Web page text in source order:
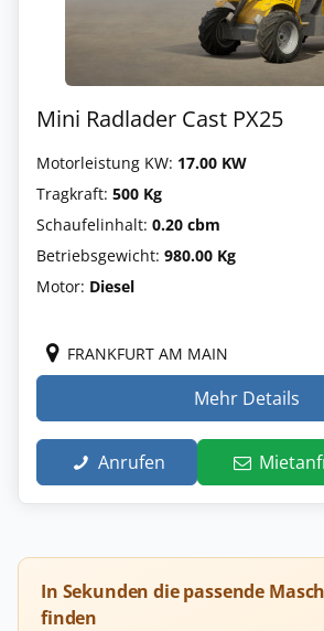
Mini Radlader Cast PX25
Motorleistung KW: 17.00 KW
Tragkraft: 500 Kg
Schaufelinhalt: 0.20 cbm
Betriebsgewicht: 980.00 Kg
Motor: Diesel
FRANKFURT AM MAIN
Mehr Details
Anrufen
In Sekunden die passende
finden